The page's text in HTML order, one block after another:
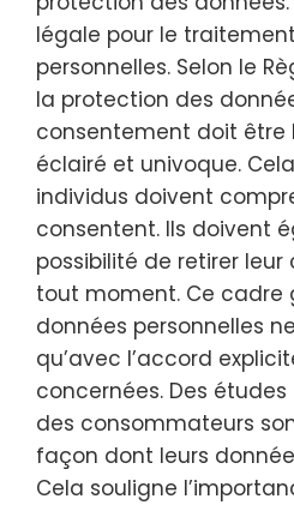
légale pour le
personnelles. Selon le
la protection des
consentement doit être
éclairé et univoque.
individus doivent
consentent. Ils doivent
possibilité de retirer
tout moment. Ce cadre
données personnelles
qu’avec l’accord
concernées. Des
des consommateurs
façon dont leurs
Cela souligne